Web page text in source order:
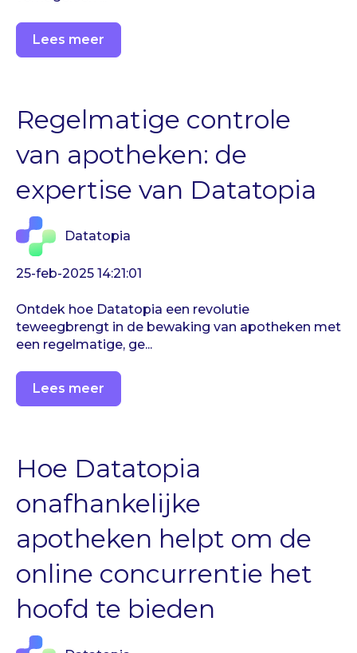
Lees meer
Regelmatige controle
van apotheken: de
expertise van Datatopia
Datatopia
25-feb-2025 14:21:01
Ontdek hoe Datatopia een revolutie
teweegbrengt in de bewaking van apotheken met
een regelmatige, ge...
Lees meer
Hoe Datatopia
onafhankelijke
apotheken helpt om de
online concurrentie het
hoofd te bieden